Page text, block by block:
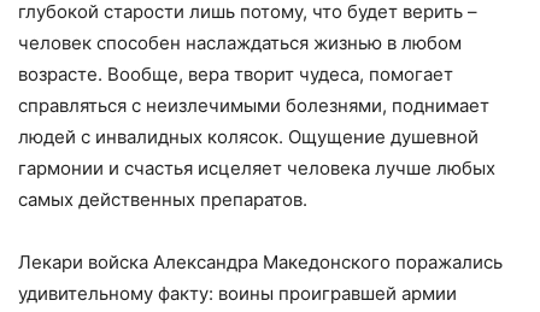
глубокой старости лишь потому, что будет верить –
человек способен наслаждаться жизнью в любом
возрасте. Вообще, вера творит чудеса, помогает
справляться с неизлечимыми болезнями, поднимает
людей с инвалидных колясок. Ощущение душевной
гармонии и счастья исцеляет человека лучше любых
самых действенных препаратов.
Лекари войска Александра Македонского поражались
удивительному факту: воины проигравшей армии